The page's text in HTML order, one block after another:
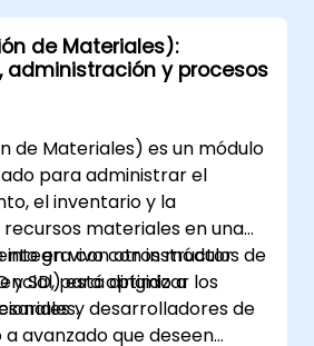
de Materiales):
administración y procesos
de Materiales) es un módulo
para administrar el
el inventario y la
materiales en una
integra con otros módulos de
y SD, para optimizar los
en vivo con instructor
está dirigido a
y desarrolladores de
avanzado que deseen